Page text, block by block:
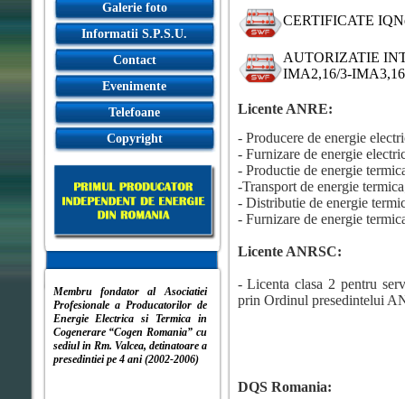
Galerie foto
Informatii S.P.S.U.
Contact
Evenimente
Telefoane
Copyright
Membru fondator al Asociatiei
Profesionale a Producatorilor de
Energie Electrica si Termica in
Cogenerare “Cogen Romania” cu
sediul in Rm. Valcea, detinatoare a
presedintiei pe 4 ani (2002-2006)
CERTIFICATE
AUTORIZATIE
IMA2,16/3-
Licente ANRE:
- Producere de energie
- Furnizare de energie
- Productie de energie
-Transport de energie
- Distributie de energie
- Furnizare de energie
Licente ANRSC:
- Licenta clasa 2 pentru
prin Ordinul presedintelui
DQS Romania: